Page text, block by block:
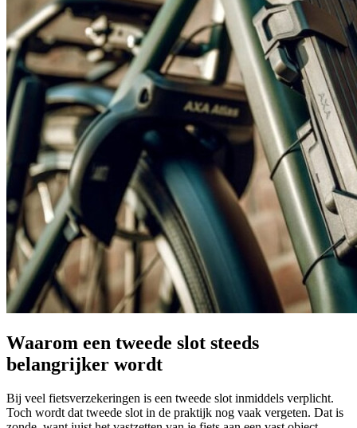
Waarom een tweede slot steeds
belangrijker wordt
Bij veel fietsverzekeringen is een tweede slot inmiddels verplicht.
Toch wordt dat tweede slot in de praktijk nog vaak vergeten. Dat is